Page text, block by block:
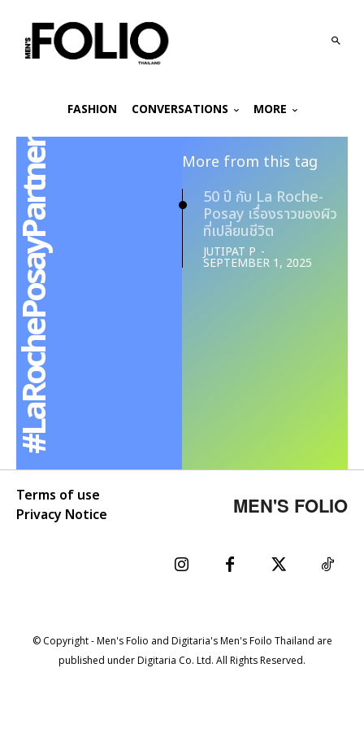
FASHION CONVERSATIONS MORE
​#LaRochePosayPartner
More from this tag
50 ปี กับ La Roche-
Posay เรื่องราวของผิว
ที่เปลี่ยนชีวิต
JUTIPAT P -
SEPTEMBER 1, 2025
Terms of use
Privacy Notice
MEN'S FOLIO
© Copyright - Men's Folio and Digitaria's Men's Foilo Thailand are
published under Digitaria Co. Ltd. All Rights Reserved.